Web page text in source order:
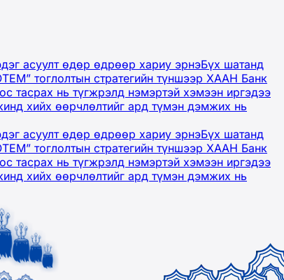
асуулт өдөр өдрөөр хариу эрнэБүх шатанд
тоглолтын стратегийн түншээр ХААН Банк
тасрах нь түгжрэлд нэмэртэй хэмээн иргэдээ
хийх өөрчлөлтийг ард түмэн дэмжих нь
асуулт өдөр өдрөөр хариу эрнэБүх шатанд
тоглолтын стратегийн түншээр ХААН Банк
тасрах нь түгжрэлд нэмэртэй хэмээн иргэдээ
хийх өөрчлөлтийг ард түмэн дэмжих нь